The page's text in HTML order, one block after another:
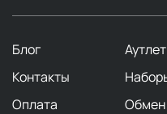
Блог Аутлет
Контакты
Оплата
Обмен